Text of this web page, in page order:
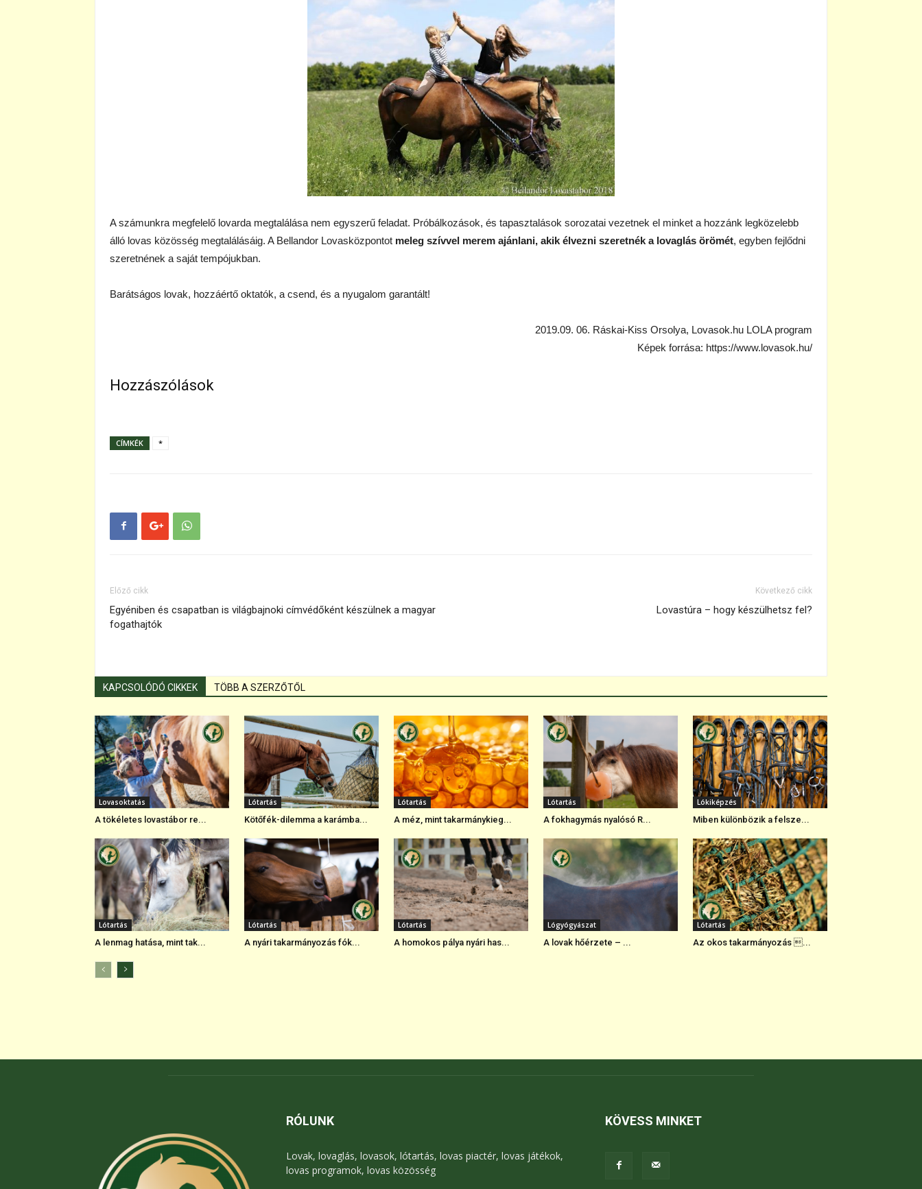
A számunkra megfelelő lovarda megtalálása nem egyszerű feladat. Próbálkozások, és tapasztalások sorozatai vezetnek el minket a hozzánk legközelebb
álló lovas közösség megtalálásáig. A Bellandor Lovasközpontot meleg szívvel merem ajánlani, akik élvezni szeretnék a lovaglás örömét, egyben fejlődni
szeretnének a saját tempójukban.
Barátságos lovak, hozzáértő oktatók, a csend, és a nyugalom garantált!
2019.09. 06. Ráskai-Kiss Orsolya, Lovasok.hu LOLA program
Képek forrása: https://www.lovasok.hu/
Hozzászólások
CÍMKÉK *
Előző cikk
Egyéniben és csapatban is világbajnoki címvédőként készülnek a magyar
fogathajtók
Következő cikk
Lovastúra – hogy készülhetsz fel?
KAPCSOLÓDÓ CIKKEK TÖBB A SZERZŐTŐL
Lovasoktatás
A tökéletes lovastábor re...
Lótartás
Kötőfék-dilemma a karámba...
Lótartás
A méz, mint takarmánykieg...
Lótartás
A fokhagymás nyalósó R...
Lókiképzés
Miben különbözik a felsze...
Lótartás
A lenmag hatása, mint tak...
Lótartás
A nyári takarmányozás fók...
Lótartás
A homokos pálya nyári has...
Lógyógyászat
A lovak hőérzete – ...
Lótartás
Az okos takarmányozás ...
RÓLUNK
Lovak, lovaglás, lovasok, lótartás, lovas piactér, lovas játékok,
lovas programok, lovas közösség
KÖVESS MINKET